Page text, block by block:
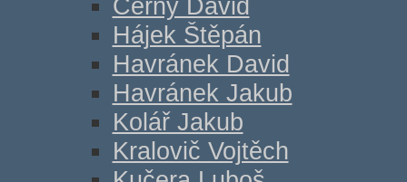
Černý David
Hájek Štěpán
Havránek David
Havránek Jakub
Kolář Jakub
Kralovič Vojtěch